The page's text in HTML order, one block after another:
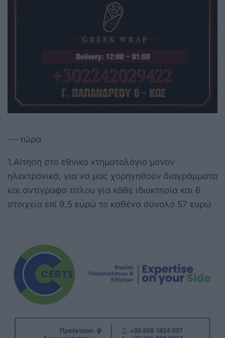
---τώρα
1.Αίτηση στο εθνικό κτηματολόγιο μόνον
ηλεκτρονικά, για να μας χορηγηθούν διαγράμματα
και αντίγραφα τίτλου για κάθε ιδιοκτησία και 6
στοιχεία επί 9,5 ευρώ το καθένα σύνολο 57 ευρώ